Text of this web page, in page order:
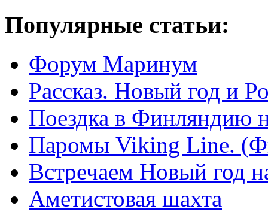
Популярные статьи:
Форум Маринум
Рассказ. Новый год и
Поездка в Финляндию
Паромы Viking Line.
Встречаем Новый год
Аметистовая шахта